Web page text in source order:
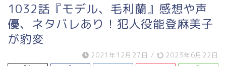
1032話『モデル、毛利蘭』感想や声
優、ネタバレあり！犯人役能登麻美子
が豹変
2021年12月27日 / 2023年6月22日